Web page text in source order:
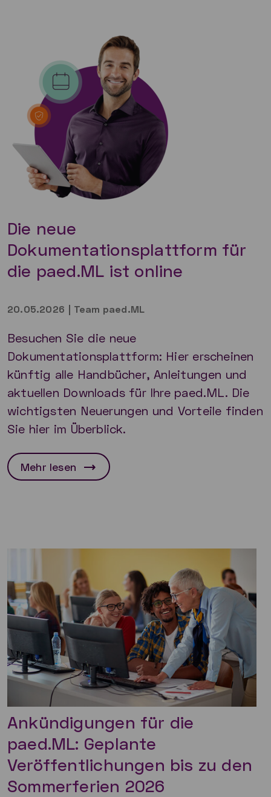
Die neue
Dokumentationsplattform für
die paed.ML ist online
20.05.2026 | Team paed.ML
Besuchen Sie die neue
Dokumentationsplattform: Hier erscheinen
künftig alle Handbücher, Anleitungen und
aktuellen Downloads für Ihre paed.ML. Die
wichtigsten Neuerungen und Vorteile finden
Sie hier im Überblick.
Mehr lesen
Ankündigungen für die
paed.ML: Geplante
Veröffentlichungen bis zu den
Sommerferien 2026